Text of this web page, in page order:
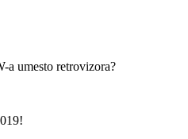
a umesto retrovizora?